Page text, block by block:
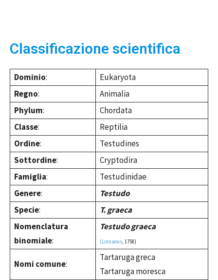
Classificazione scientifica
Dominio:
Eukaryota
Regno:
Animalia
Phylum:
Chordata
Classe:
Reptilia
Ordine:
Testudines
Sottordine:
Cryptodira
Famiglia:
Testudinidae
Genere:
Testudo
Specie:
T. graeca
Nomenclatura
binomiale:
Testudo graeca
(Linnaeus, 1758)
Nomi comune:
Tartaruga greca
Tartaruga moresca